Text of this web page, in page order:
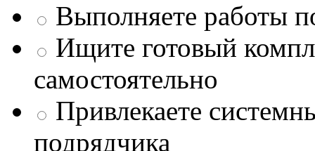
Выполняете работы
Ищите готовый
самостоятельно
Привлекаете
подрядчика